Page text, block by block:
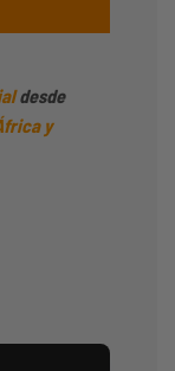
desde
y